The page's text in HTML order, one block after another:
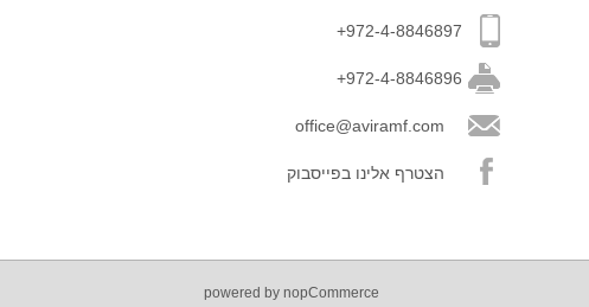
+972-4-8846897
+972-4-8846896
office@aviramf.com
הצטרף אלינו בפייסבוק
powered by nopCommerce